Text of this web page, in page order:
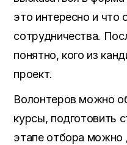
это интересно и что
сотрудничества.
понятно, кого из
проект.
Волонтеров можно
курсы, подготовить
этапе отбора можно